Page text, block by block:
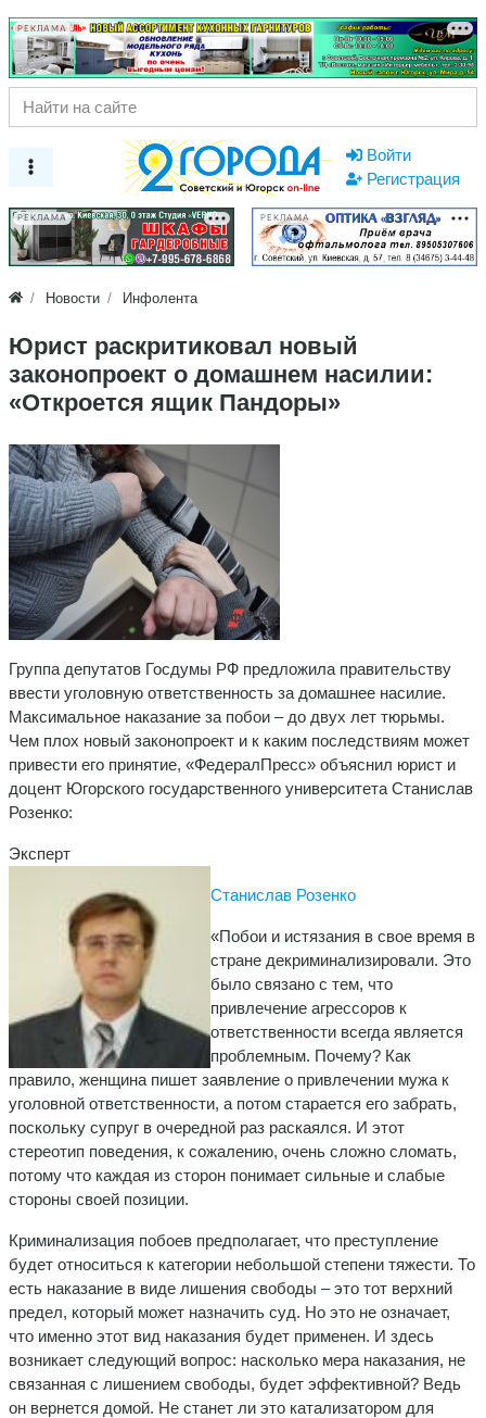
РЕКЛАМА
Войти
Регистрация
РЕКЛАМА РЕКЛАМА
Новости Инфолента
Юрист раскритиковал новый
законопроект о домашнем насилии:
«Откроется ящик Пандоры»
Группа депутатов Госдумы РФ предложила правительству
ввести уголовную ответственность за домашнее насилие.
Максимальное наказание за побои – до двух лет тюрьмы.
Чем плох новый законопроект и к каким последствиям может
привести его принятие, «ФедералПресс» объяснил юрист и
доцент Югорского государственного университета Станислав
Розенко:
Эксперт
Станислав Розенко
«Побои и истязания в свое время в
стране декриминализировали. Это
было связано с тем, что
привлечение агрессоров к
ответственности всегда является
проблемным. Почему? Как
правило, женщина пишет заявление о привлечении мужа к
уголовной ответственности, а потом старается его забрать,
поскольку супруг в очередной раз раскаялся. И этот
стереотип поведения, к сожалению, очень сложно сломать,
потому что каждая из сторон понимает сильные и слабые
стороны своей позиции.
Криминализация побоев предполагает, что преступление
будет относиться к категории небольшой степени тяжести. То
есть наказание в виде лишения свободы – это тот верхний
предел, который может назначить суд. Но это не означает,
что именно этот вид наказания будет применен. И здесь
возникает следующий вопрос: насколько мера наказания, не
связанная с лишением свободы, будет эффективной? Ведь
он вернется домой. Не станет ли это катализатором для